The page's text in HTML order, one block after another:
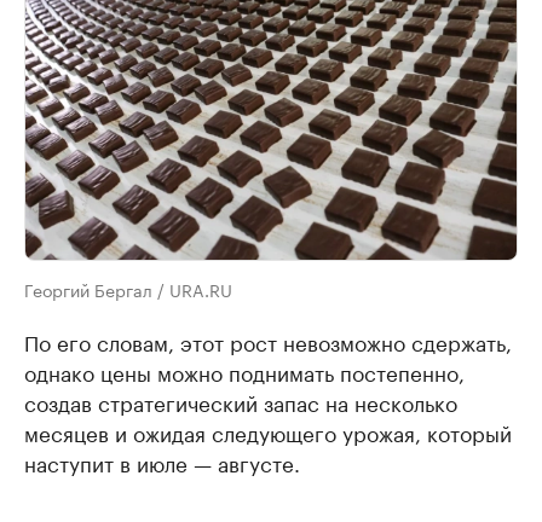
Георгий Бергал / URA.RU
По его словам, этот рост невозможно сдержать,
однако цены можно поднимать постепенно,
создав стратегический запас на несколько
месяцев и ожидая следующего урожая, который
наступит в июле — августе.